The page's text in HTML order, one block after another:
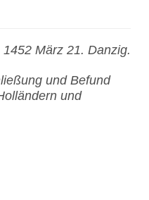
1452 März 21. Danzig.
und Befund
und